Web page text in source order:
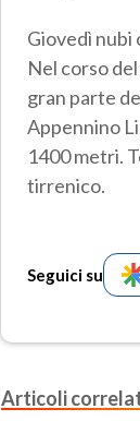
Giovedì nubi
Nel corso
gran parte
Appennino
1400 metri.
tirrenico.
Seguici su
Articoli